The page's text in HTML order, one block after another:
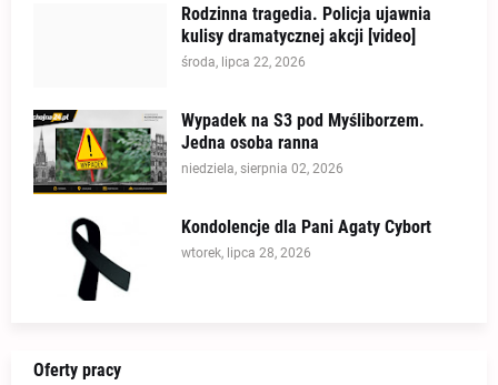
Rodzinna tragedia. Policja ujawnia
kulisy dramatycznej akcji [video]
środa, lipca 22, 2026
Wypadek na S3 pod Myśliborzem.
Jedna osoba ranna
niedziela, sierpnia 02, 2026
Kondolencje dla Pani Agaty Cybort
wtorek, lipca 28, 2026
Oferty pracy